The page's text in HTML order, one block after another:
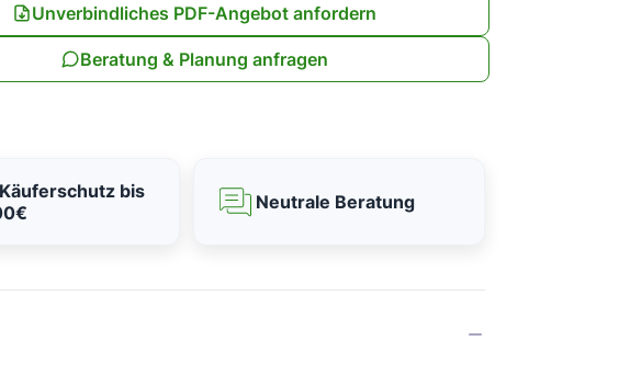
Unverbindliches PDF-Angebot anfordern
Beratung & Planung anfragen
bis
Neutrale Beratung